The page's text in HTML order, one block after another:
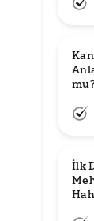
İlk